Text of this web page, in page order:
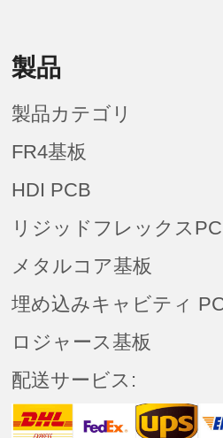
製品
製品カテゴリ
FR4基板
HDI PCB
リジッドフレックス
メタルコア基板
埋め込みキャビティ
ロジャース基板
配送サービス: